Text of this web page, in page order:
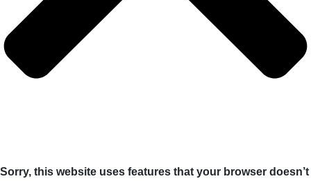
Sorry, this website uses features that your browser doesn’t